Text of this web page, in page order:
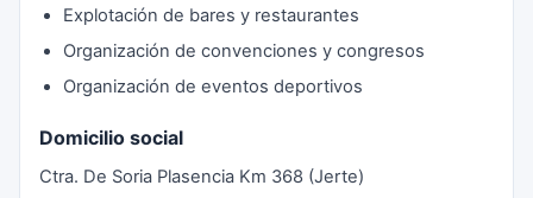
Explotación de bares y restaurantes
Organización de convenciones y congresos
Organización de eventos deportivos
Domicilio social
Ctra. De Soria Plasencia Km 368 (Jerte)